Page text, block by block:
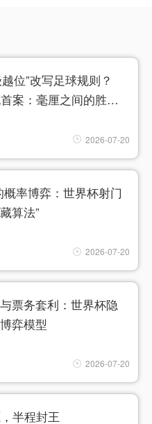
位”改写足球规则？
案：毫厘之间的胜负
2026-07-20
概率博弈：世界杯射门
算法”
2026-07-20
票务套利：世界杯隐
弈模型
2026-07-20
半程封王